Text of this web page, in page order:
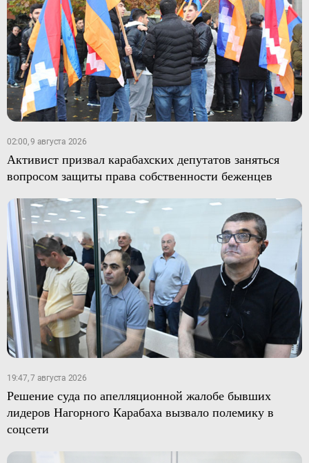
02:00, 9 августа 2026
Активист призвал карабахских депутатов заняться
вопросом защиты права собственности беженцев
19:47, 7 августа 2026
Решение суда по апелляционной жалобе бывших
лидеров Нагорного Карабаха вызвало полемику в
соцсети